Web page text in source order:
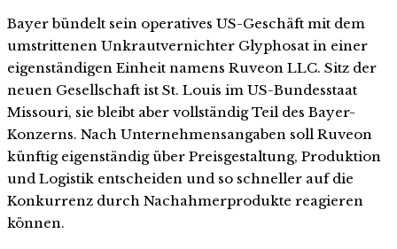
Bayer bündelt sein operatives US-Geschäft mit dem
umstrittenen Unkrautvernichter Glyphosat in einer
eigenständigen Einheit namens Ruveon LLC. Sitz der
neuen Gesellschaft ist St. Louis im US-Bundesstaat
Missouri, sie bleibt aber vollständig Teil des Bayer-
Konzerns. Nach Unternehmensangaben soll Ruveon
künftig eigenständig über Preisgestaltung, Produktion
und Logistik entscheiden und so schneller auf die
Konkurrenz durch Nachahmerprodukte reagieren
können.